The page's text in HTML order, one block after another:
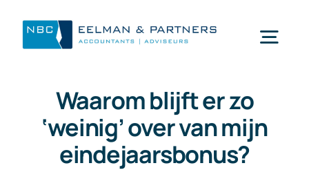
inhoud
Wat doen wij
Wie zijn wij
Waarom blijft er zo
‘weinig’ over van mijn
eindejaarsbonus?